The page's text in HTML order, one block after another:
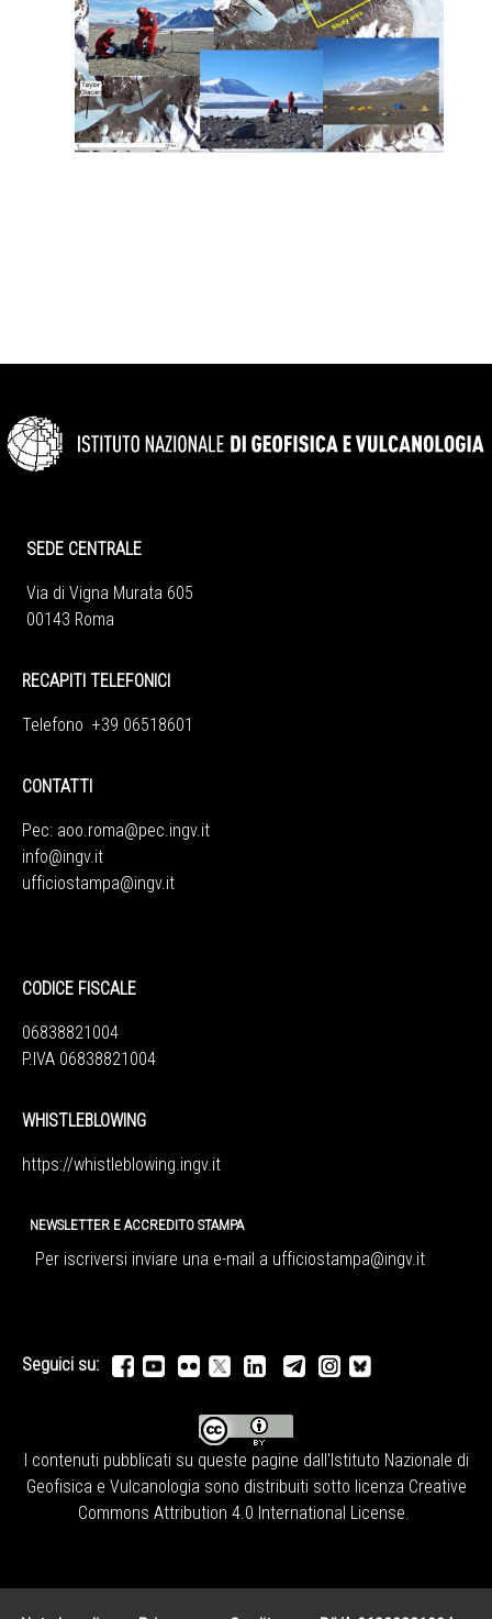
SEDE CENTRALE
Via di Vigna Murata 605
00143 Roma
RECAPITI TELEFONICI
Telefono +39 06518601
CONTATTI
Pec: aoo.roma@pec.ingv.it
info@ingv.it
ufficiostampa@ingv.it
CODICE FISCALE
06838821004
P.IVA 06838821004
WHISTLEBLOWING
https://whistleblowing.ingv.it
NEWSLETTER E ACCREDITO STAMPA
Per iscriversi inviare una e-mail a ufficiostampa@ingv.it
Seguici su:
I contenuti pubblicati su queste pagine dall'Istituto Nazionale di
Geofisica e Vulcanologia sono distribuiti sotto licenza Creative
Commons Attribution 4.0 International License.